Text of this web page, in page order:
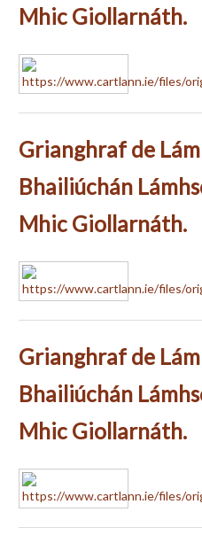
Mhic Giollarnáth.
Grianghraf de
Bhailiúchán
Mhic Giollarnáth.
Grianghraf de
Bhailiúchán
Mhic Giollarnáth.